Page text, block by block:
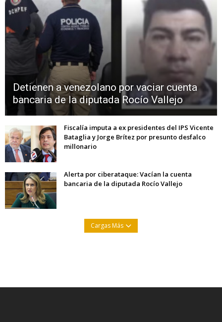
Detienen a venezolano por vaciar cuenta
bancaria de la diputada Rocío Vallejo
Fiscalía imputa a ex presidentes del IPS Vicente
Bataglia y Jorge Brítez por presunto desfalco
millonario
Alerta por ciberataque: Vacían la cuenta
bancaria de la diputada Rocío Vallejo
Cargas Más